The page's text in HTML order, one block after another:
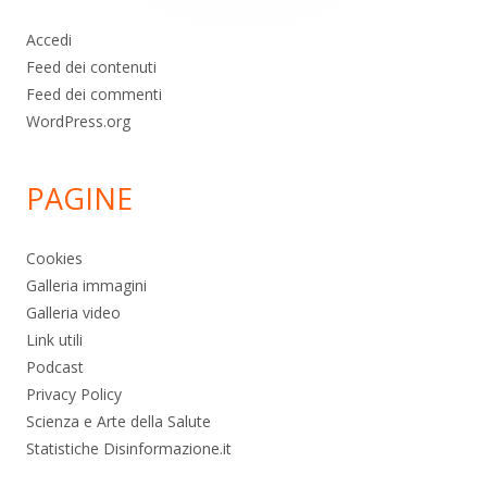
Accedi
Feed dei contenuti
Feed dei commenti
WordPress.org
PAGINE
Cookies
Galleria immagini
Galleria video
Link utili
Podcast
Privacy Policy
Scienza e Arte della Salute
Statistiche Disinformazione.it